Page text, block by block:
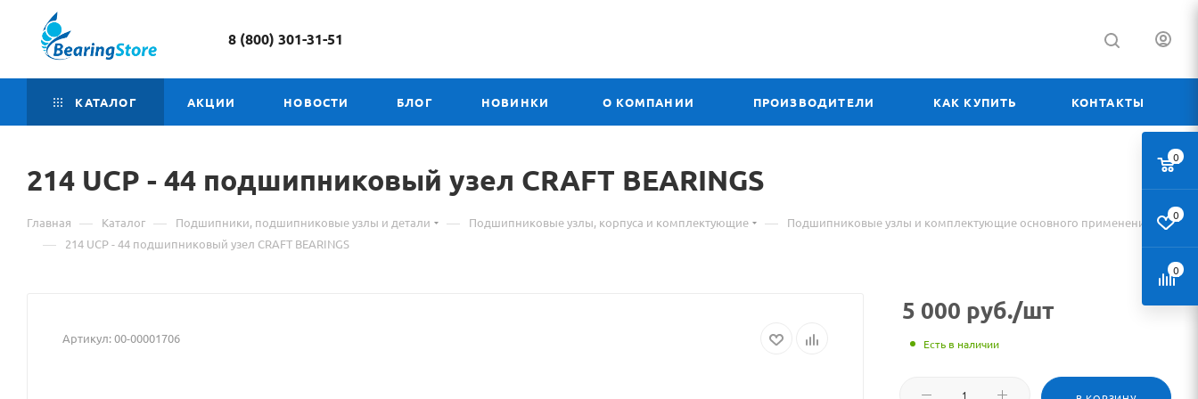
8 (800) 301-31-51
КАТАЛОГ АКЦИИ НОВОСТИ БЛОГ НОВИНКИ О КОМПАНИИ ПРОИЗВОДИТЕЛИ КАК КУПИТЬ КОНТАКТЫ
214 UCP - Материал
о
товаре
-
44 подшипниковый узел CRAFT BEARINGS
Главная — Каталог — Подшипники, подшипниковые узлы и детали — Подшипниковые узлы, корпуса и комплектующие — Подшипниковые узлы и комплектующие основного применения
— 214 UCP - 44 подшипниковый узел CRAFT BEARINGS
Артикул:00-00001706
5 000 руб./шт
Есть в наличии
0
0
0